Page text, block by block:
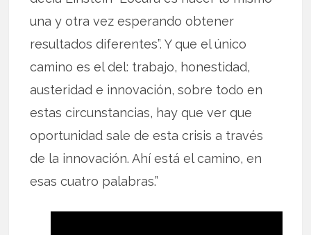
una y otra vez esperando obtener
resultados diferentes”. Y que el único
camino es el del: trabajo, honestidad,
austeridad e innovación, sobre todo en
estas circunstancias, hay que ver que
oportunidad sale de esta crisis a través
de la innovación. Ahí está el camino, en
esas cuatro palabras.”